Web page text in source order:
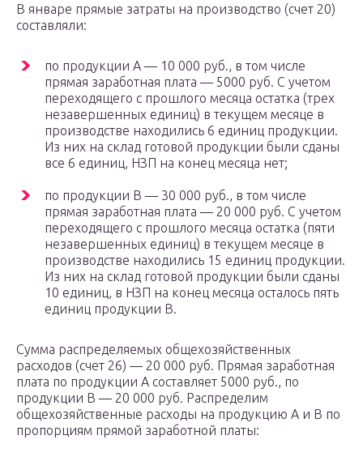
В январе прямые затраты на производство (счет 20)
составляли:
по продукции A — 10 000 руб., в том числе
прямая заработная плата — 5000 руб. С учетом
переходящего с прошлого месяца остатка (трех
незавершенных единиц) в текущем месяце в
производстве находились 6 единиц продукции.
Из них на склад готовой продукции были сданы
все 6 единиц, НЗП на конец месяца нет;
по продукции B — 30 000 руб., в том числе
прямая заработная плата — 20 000 руб. С учетом
переходящего с прошлого месяца остатка (пяти
незавершенных единиц) в текущем месяце в
производстве находились 15 единиц продукции.
Из них на склад готовой продукции были сданы
10 единиц, в НЗП на конец месяца осталось пять
единиц продукции B.
Сумма распределяемых общехозяйственных
расходов (счет 26) — 20 000 руб. Прямая заработная
плата по продукции A составляет 5000 руб., по
продукции B — 20 000 руб. Распределим
общехозяйственные расходы на продукцию A и B по
пропорциям прямой заработной платы: